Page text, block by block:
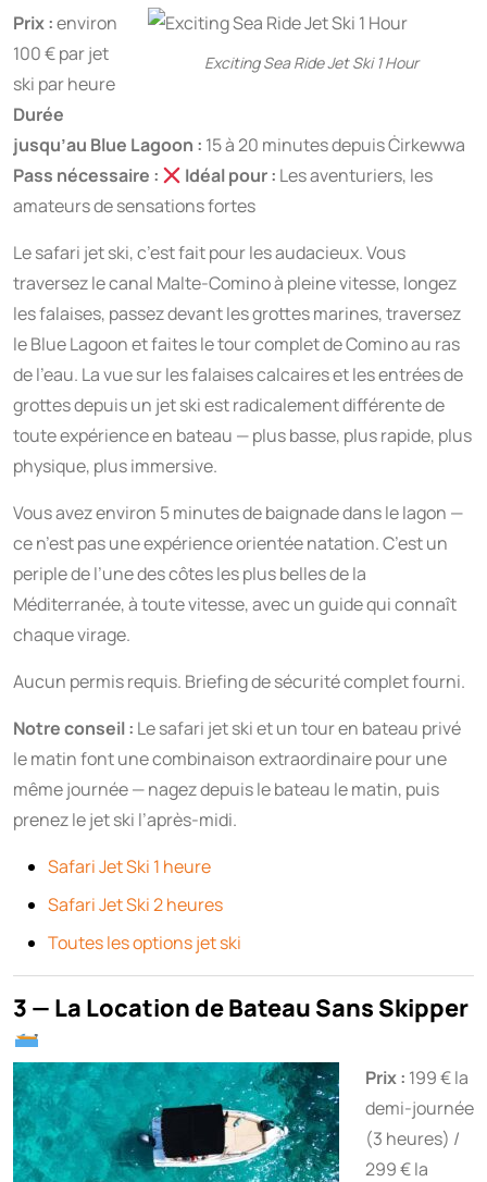
Exciting Sea Ride Jet Ski 1 Hour
Prix :environ
100 € par jet
ski par heure
Durée
jusqu’au Blue Lagoon : 15 à 20 minutes depuis Ċirkewwa
Pass nécessaire :
Idéal pour : Les aventuriers, les
amateurs de sensations fortes
Le safari jet ski, c’est fait pour les audacieux. Vous
traversez le canal Malte-Comino à pleine vitesse, longez
les falaises, passez devant les grottes marines, traversez
le Blue Lagoon et faites le tour complet de Comino au ras
de l’eau. La vue sur les falaises calcaires et les entrées de
grottes depuis un jet ski est radicalement différente de
toute expérience en bateau — plus basse, plus rapide, plus
physique, plus immersive.
Vous avez environ 5 minutes de baignade dans le lagon —
ce n’est pas une expérience orientée natation. C’est un
periple de l’une des côtes les plus belles de la
Méditerranée, à toute vitesse, avec un guide qui connaît
chaque virage.
Aucun permis requis. Briefing de sécurité complet fourni.
Notre conseil : Le safari jet ski et un tour en bateau privé
le matin font une combinaison extraordinaire pour une
même journée — nagez depuis le bateau le matin, puis
prenez le jet ski l’après-midi.
Safari Jet Ski 1 heure
Safari Jet Ski 2 heures
Toutes les options jet ski
3 — La Location de Bateau Sans Skipper
Prix : 199 € la
demi-journée
(3 heures) /
299 € la